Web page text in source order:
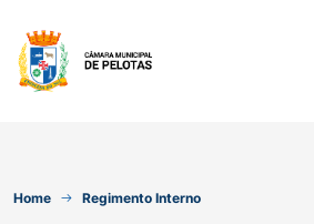
Home Regimento Interno